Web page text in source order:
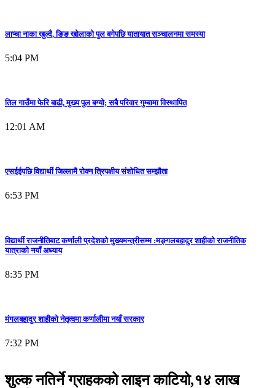
लाप्चा नाका खुल्दै, ङिङ खोलाको पुल बगेपछि यातायात सञ्चालनमा समस्या
5:04 PM
तिल गाउँमा फेरि बाढी, मुख्य पुल बग्यो; सबै परिवार गुम्बामा विस्थापित
12:01 AM
एसईईपछि विद्यार्थी जिल्लामै रोक्न त्रिपक्षीय संशोधित सम्झौता
6:53 PM
विद्यार्थी राजनीतिबाट कर्णाली प्रदेशको मुख्यमन्त्रीसम्म :मङ्गलबहादुर शाहीको राजनीतिक
यात्राको नयाँ अध्याय
8:35 PM
मंगलबहादुर शाहीको नेतृत्वमा कर्णालीमा नयाँ सरकार
7:32 PM
शुल्क नतिर्ने ग्राहकको लाइन काटियो,१४ लाख